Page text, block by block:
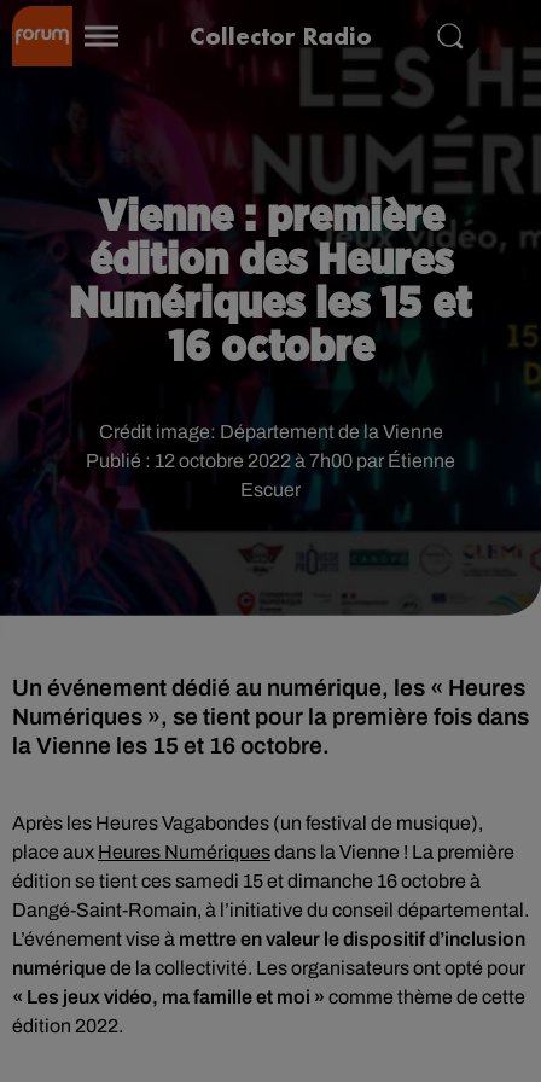
Collector Radio
Vienne : première
édition des Heures
Numériques les 15 et
16 octobre
Publié : 12 octobre 2022 à 7h00 par Étienne
Escuer
Crédit image: Département de la Vienne
Un événement dédié au numérique, les « Heures
Numériques », se tient pour la première fois dans
la Vienne les 15 et 16 octobre.
Après les Heures Vagabondes (un festival de musique),
place aux Heures Numériquesdans la Vienne ! La première
édition se tient ces samedi 15 et dimanche 16 octobre à
Dangé-Saint-Romain, à l’initiative du conseil départemental.
L’événement vise à mettre en valeur le dispositif d’inclusion
numériquede la collectivité. Les organisateurs ont opté pour
« Les jeux vidéo, ma famille et moi » comme thème de cette
édition 2022.